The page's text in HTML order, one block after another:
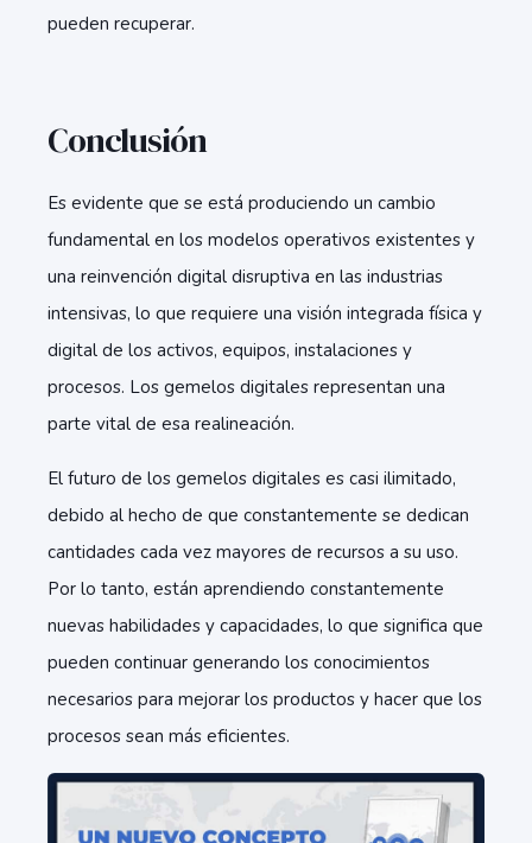
pueden recuperar.
Conclusión
Es evidente que se está produciendo un cambio
fundamental en los modelos operativos existentes y
una reinvención digital disruptiva en las industrias
intensivas, lo que requiere una visión integrada física y
digital de los activos, equipos, instalaciones y
procesos. Los gemelos digitales representan una
parte vital de esa realineación.
El futuro de los gemelos digitales es casi ilimitado,
debido al hecho de que constantemente se dedican
cantidades cada vez mayores de recursos a su uso.
Por lo tanto, están aprendiendo constantemente
nuevas habilidades y capacidades, lo que significa que
pueden continuar generando los conocimientos
necesarios para mejorar los productos y hacer que los
procesos sean más eficientes.